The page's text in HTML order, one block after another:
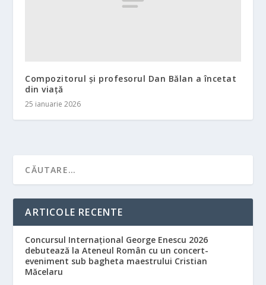
Compozitorul şi profesorul Dan Bălan a încetat
din viaţă
25 ianuarie 2026
ARTICOLE RECENTE
Concursul Internațional George Enescu 2026
debutează la Ateneul Român cu un concert-
eveniment sub bagheta maestrului Cristian
Măcelaru